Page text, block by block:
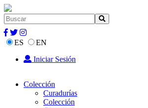
ES
EN
Iniciar Sesión
Colección
Curadurías
Colección